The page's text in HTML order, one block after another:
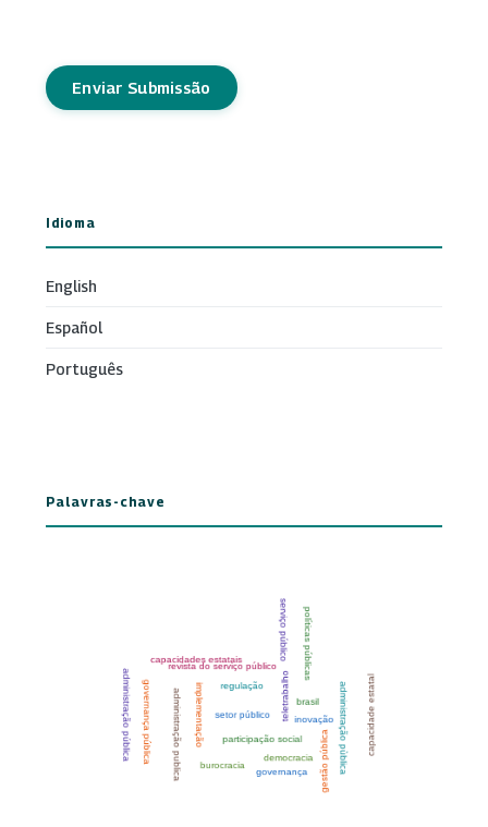
Enviar Submissão
Idioma
English
Español
Português
Palavras-chave